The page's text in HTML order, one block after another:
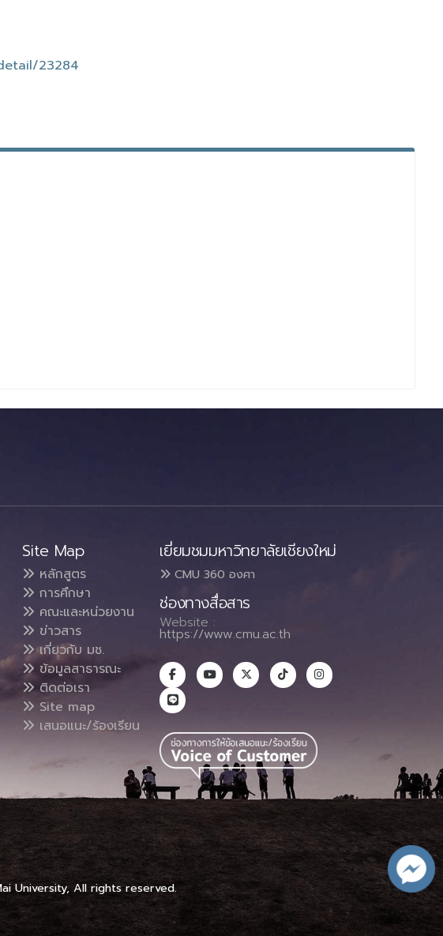
23284
Site Map
หลักสูตร
การศึกษา
คณะและหน่วยงาน
ข่าวสาร
เกี่ยวกับ มช.
ข้อมูลสาธารณะ
ติดต่อเรา
Site map
เสนอแนะ/ร้องเรียน
เยี่ยมชมมหาวิทยาลัยเชียงใหม่
CMU 360 องศา
ช่องทางสื่อสาร
Website :
https://www.cmu.ac.th
University, All rights reserved.